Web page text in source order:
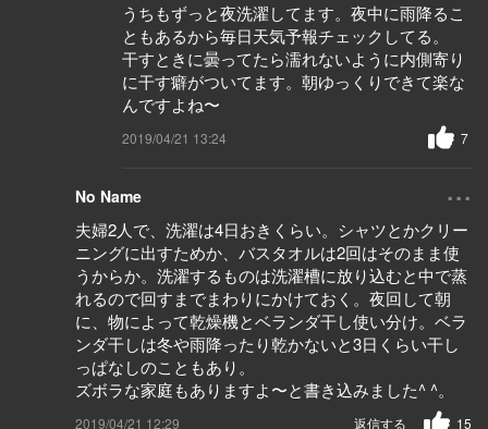
うちもずっと夜洗濯してます。夜中に雨降るこ
ともあるから毎日天気予報チェックしてる。
干すときに曇ってたら濡れないように内側寄り
に干す癖がついてます。朝ゆっくりできて楽な
んですよね〜
2019/04/21 13:24 7
No Name ...
夫婦2人で、洗濯は4日おきくらい。シャツとかクリー
ニングに出すためか、バスタオルは2回はそのまま使
うからか。洗濯するものは洗濯槽に放り込むと中で蒸
れるので回すまでまわりにかけておく。夜回して朝
に、物によって乾燥機とベランダ干し使い分け。ベラ
ンダ干しは冬や雨降ったり乾かないと3日くらい干し
っぱなしのこともあり。
ズボラな家庭もありますよ〜と書き込みました^ ^。
2019/04/21 12:29 15
返信する